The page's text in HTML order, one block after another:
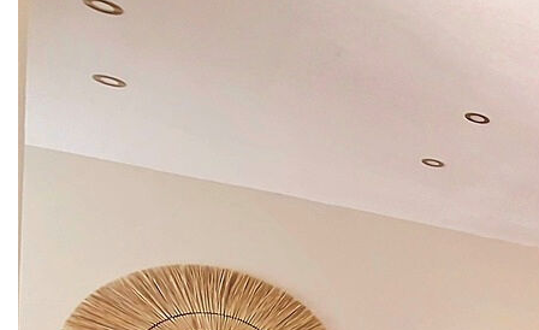
Réf : 0524
Votre agence MYKASA vous propose sur Martigues, en